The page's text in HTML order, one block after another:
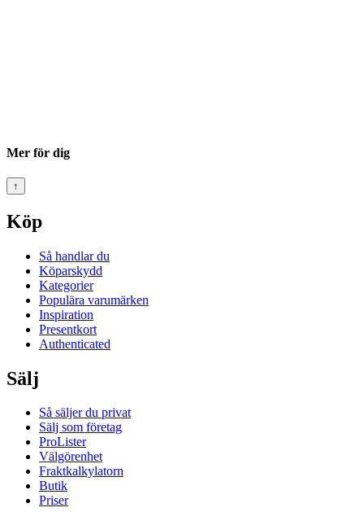
Mer för dig
↑
Köp
Så handlar du
Köparskydd
Kategorier
Populära varumärken
Inspiration
Presentkort
Authenticated
Sälj
Så säljer du privat
Sälj som företag
ProLister
Välgörenhet
Fraktkalkylatorn
Butik
Priser